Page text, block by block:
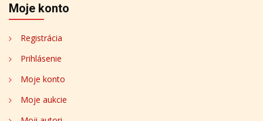
Moje konto
Registrácia
Prihlásenie
Moje konto
Moje aukcie